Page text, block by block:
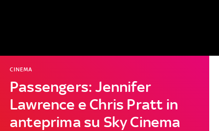
Passengers: Jennifer
Lawrence e Chris Pratt in
anteprima su Sky Cinema
CINEMA